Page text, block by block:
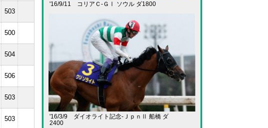
503
500
504
506
503
503
'16/9/11 コリアＣ-ＧⅠ ソウル ダ1800
'16/3/9 ダイオライト記念-ＪｐｎⅡ 船橋 ダ
2400